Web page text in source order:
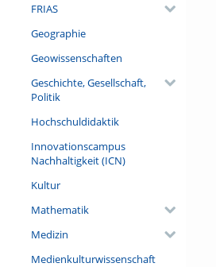
FRIAS
Geographie
Geowissenschaften
Geschichte, Gesellschaft,
Politik
Hochschuldidaktik
Innovationscampus
Nachhaltigkeit (ICN)
Kultur
Mathematik
Medizin
Medienkulturwissenschaft